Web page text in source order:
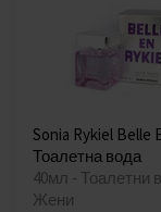
Sonia Rykiel Belle
Тоалетна вода
40мл - Тоалетни
Жени